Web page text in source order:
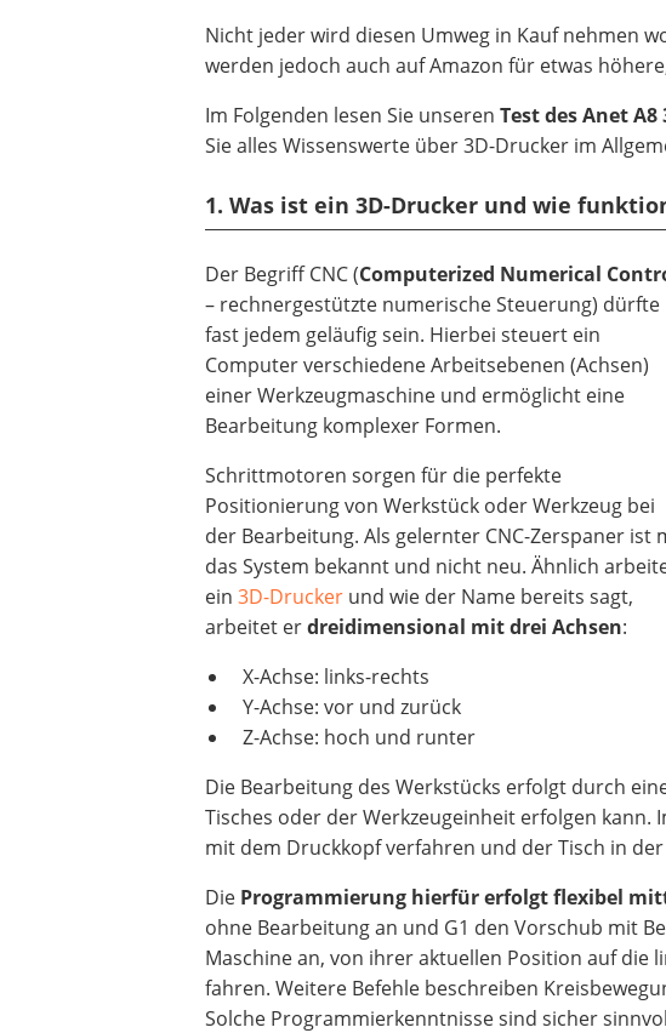
Nicht jeder wird diesen Umweg in Kauf nehmen
werden jedoch auch auf Amazon für etwas
Im Folgenden lesen Sie unseren Test des Anet
Sie alles Wissenswerte über 3D-Drucker im
1. Was ist ein 3D-Drucker und wie
Der Begriff CNC (Computerized Numerical
– rechnergestützte numerische Steuerung) dürfte
fast jedem geläufig sein. Hierbei steuert ein
Computer verschiedene Arbeitsebenen (Achsen)
einer Werkzeugmaschine und ermöglicht eine
Bearbeitung komplexer Formen.
Schrittmotoren sorgen für die perfekte
Positionierung von Werkstück oder Werkzeug bei
der Bearbeitung. Als gelernter CNC-Zerspaner ist
das System bekannt und nicht neu. Ähnlich
ein3D-Drucker und wie der Name bereits sagt,
arbeitet erdreidimensional mit drei Achsen:
X-Achse: links-rechts
Y-Achse: vor und zurück
Z-Achse: hoch und runter
Die Bearbeitung des Werkstücks erfolgt durch
Tisches oder der Werkzeugeinheit erfolgen kann.
mit dem Druckkopf verfahren und der Tisch in der
Die Programmierung hierfür erfolgt flexibel
ohne Bearbeitung an und G1 den Vorschub mit
Maschine an, von ihrer aktuellen Position auf die
fahren. Weitere Befehle beschreiben
Solche Programmierkenntnisse sind sicher